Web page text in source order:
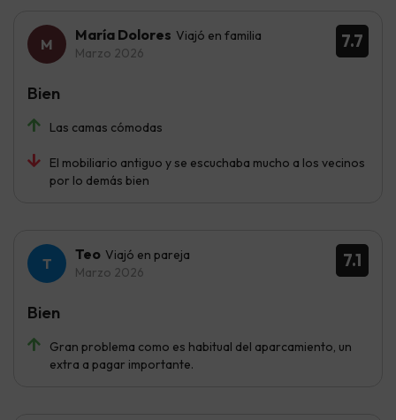
7.7
María Dolores Viajó en familia
Marzo 2026
Las camas cómodas
El mobiliario antiguo y se escuchaba mucho a los vecinos
por lo demás bien
Bien
7.1
Teo Viajó en pareja
Marzo 2026
Gran problema como es habitual del aparcamiento, un
extra a pagar importante.
Bien